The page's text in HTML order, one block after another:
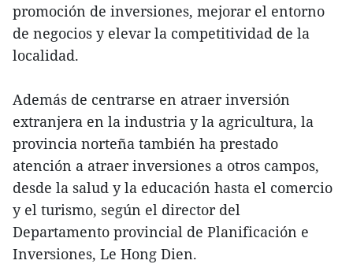
promoción de inversiones, mejorar el entorno
de negocios y elevar la competitividad de la
localidad.
Además de centrarse en atraer inversión
extranjera en la industria y la agricultura, la
provincia norteña también ha prestado
atención a atraer inversiones a otros campos,
desde la salud y la educación hasta el comercio
y el turismo, según el director del
Departamento provincial de Planificación e
Inversiones, Le Hong Dien.